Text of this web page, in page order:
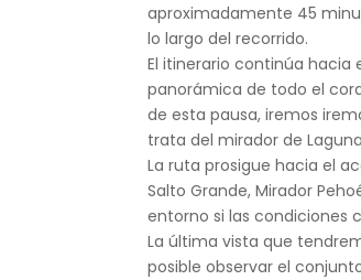
aproximadamente 45
lo largo del recorrido.
El itinerario continúa hacia
panorámica de todo el
de esta pausa, iremos
trata del mirador de
La ruta prosigue hacia el
Salto Grande, Mirador
entorno si las condiciones
La última vista que
posible observar el